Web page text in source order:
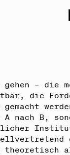
– die
die
A nach B,
theoretisch